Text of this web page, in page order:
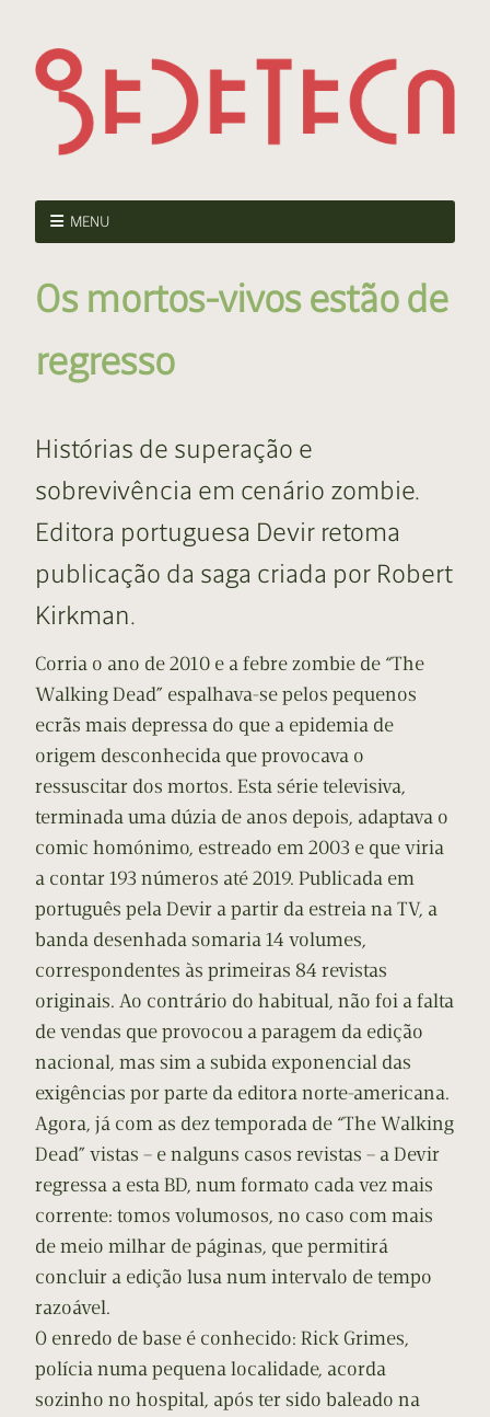
MENU
Os mortos-vivos estão de
regresso
Histórias de superação e
sobrevivência em cenário zombie.
Editora portuguesa Devir retoma
publicação da saga criada por Robert
Kirkman.
Corria o ano de 2010 e a febre zombie de “The
Walking Dead” espalhava-se pelos pequenos
ecrãs mais depressa do que a epidemia de
origem desconhecida que provocava o
ressuscitar dos mortos. Esta série televisiva,
terminada uma dúzia de anos depois, adaptava o
comic homónimo, estreado em 2003 e que viria
a contar 193 números até 2019. Publicada em
português pela Devir a partir da estreia na TV, a
banda desenhada somaria 14 volumes,
correspondentes às primeiras 84 revistas
originais. Ao contrário do habitual, não foi a falta
de vendas que provocou a paragem da edição
nacional, mas sim a subida exponencial das
exigências por parte da editora norte-americana.
Agora, já com as dez temporada de “The Walking
Dead” vistas – e nalguns casos revistas – a Devir
regressa a esta BD, num formato cada vez mais
corrente: tomos volumosos, no caso com mais
de meio milhar de páginas, que permitirá
concluir a edição lusa num intervalo de tempo
razoável.
O enredo de base é conhecido: Rick Grimes,
polícia numa pequena localidade, acorda
sozinho no hospital, após ter sido baleado na